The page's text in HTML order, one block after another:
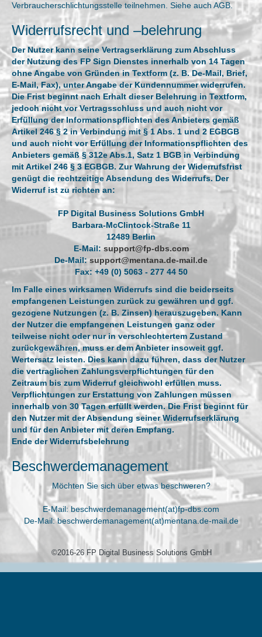
Verbraucherschlichtungsstelle teilnehmen. Siehe auch AGB.
Widerrufsrecht und –belehrung
Der Nutzer kann seine Vertragserklärung zum Abschluss
der Nutzung des FP Sign Dienstes innerhalb von 14 Tagen
ohne Angabe von Gründen in Textform (z. B. De-Mail, Brief,
E-Mail, Fax), unter Angabe der Kundennummer widerrufen.
Die Frist beginnt nach Erhalt dieser Belehrung in Textform,
jedoch nicht vor Vertragsschluss und auch nicht vor
Erfüllung der Informationspflichten des Anbieters gemäß
Artikel 246 § 2 in Verbindung mit § 1 Abs. 1 und 2 EGBGB
und auch nicht vor Erfüllung der Informationspflichten des
Anbieters gemäß § 312e Abs.1, Satz 1 BGB in Verbindung
mit Artikel 246 § 3 EGBGB. Zur Wahrung der Widerrufsfrist
genügt die rechtzeitige Absendung des Widerrufs. Der
Widerruf ist zu richten an:
FP Digital Business Solutions GmbH
Barbara-McClintock-Straße 11
12489 Berlin
E-Mail: support@fp-dbs.com
De-Mail:support@mentana.de-mail.de
Fax: +49 (0) 5063 - 277 44 50
Im Falle eines wirksamen Widerrufs sind die beiderseits
empfangenen Leistungen zurück zu gewähren und ggf.
gezogene Nutzungen (z. B. Zinsen) herauszugeben. Kann
der Nutzer die empfangenen Leistungen ganz oder
teilweise nicht oder nur in verschlechtertem Zustand
zurückgewähren, muss er dem Anbieter insoweit ggf.
Wertersatz leisten. Dies kann dazu führen, dass der Nutzer
die vertraglichen Zahlungsverpflichtungen für den
Zeitraum bis zum Widerruf gleichwohl erfüllen muss.
Verpflichtungen zur Erstattung von Zahlungen müssen
innerhalb von 30 Tagen erfüllt werden. Die Frist beginnt für
den Nutzer mit der Absendung seiner Widerrufserklärung
und für den Anbieter mit deren Empfang.
Ende der Widerrufsbelehrung
Beschwerdemanagement
Möchten Sie sich über etwas beschweren?
E-Mail: beschwerdemanagement(at)fp-dbs.com
De-Mail: beschwerdemanagement(at)mentana.de-mail.de
©2016-26 FP Digital Business Solutions GmbH